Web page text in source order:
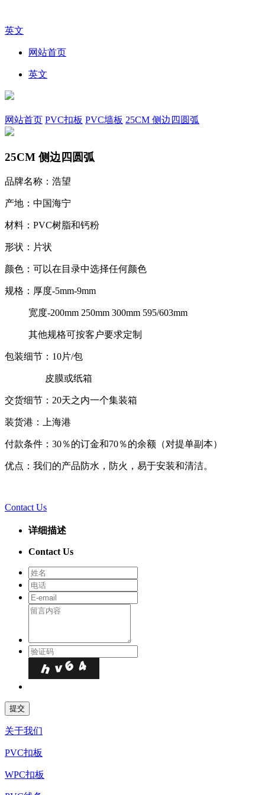
英文
网站首页
英文
网站首页 PVC扣板 PVC墙板 25CM 侧边四圆弧
25CM 侧边四圆弧
品牌名称：浩望
产地：中国海宁
材料：PVC树脂和钙粉
形状：片状
颜色：可以在目录中选择任何颜色
规格：厚度-5mm-9mm
宽度-200mm 250mm 300mm 595/603mm
其他规格可按客户要求定制
包装细节：10片/包
皮膜或纸箱
交货细节：20天之内一个集装箱
装货港：上海港
付款条件：30％的订金和70％的余额（对提单副本）
优点：我们的产品防水，防火，易于安装和清洁。
Contact Us
详细描述
Contact Us
关于我们
PVC扣板
WPC扣板